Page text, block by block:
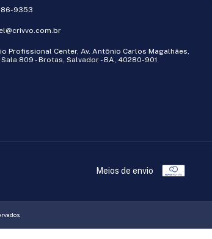
9353
Profissional Center, Av. Antônio Carlos Magalhães,
Sala 809 - Brotas, Salvador - BA, 40280-901
Meios de envio